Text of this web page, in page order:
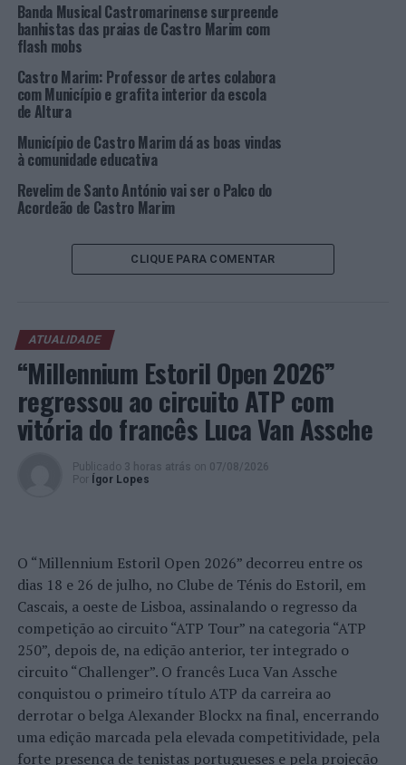
junto das entidades competentes.
galardões da “Autarquia + Familiarmente Responsável”,
um galardão que Castro Marim conquista há 10 anos
tomadas pelo município em prol do bem-estar das
famílias castromarinenses. Entre as muitas iniciativas,
destacamos os Programas de Combate ao Tabagismo e à
Obesidade, distinguindo-se também a componente
nas interrupções letivas e uma oferta desportiva
alargada e gratuita, realçando-se já por ser o município
“Muito nos honra sermos pioneiros de uma política
fiscal mais ajustada às famílias em territórios com
diferentes condições socioeconómicas. Lamentamos que
a administração fiscal não se ajuste à vontade das
recursos técnicos especializados para que se possa fazer
maior justiça social”, sublinhou a vice-presidente
Entre as principais medidas do Regulamento de
Concessão de Benefícios Fiscais do Município de Castro
Marim:
. Redução até 25% da taxa de IMI, para prédios
destinados a habitação própria e permanente
(artigo 8º).
. Reforço da majoração da redução à coleta de IMI
para famílias com dependentes (IMI familiar).
Para o limiar das famílias com 3 ou mais
Banda Musical Castromarinense surpreende
banhistas das praias de Castro Marim com
flash mobs
Castro Marim: Professor de artes colabora
com Município e grafita interior da escola
de Altura
Município de Castro Marim dá as boas vindas
à comunidade educativa
Revelim de Santo António vai ser o Palco do
Acordeão de Castro Marim
CLIQUE PARA COMENTAR
ATUALIDADE
“Millennium Estoril Open 2026”
regressou ao circuito ATP com
vitória do francês Luca Van Assche
Publicado 3 horas atrás on 07/08/2026
Por
Ígor Lopes
O “Millennium Estoril Open 2026” decorreu entre os
dias 18 e 26 de julho, no Clube de Ténis do Estoril, em
Cascais, a oeste de Lisboa, assinalando o regresso da
competição ao circuito “ATP Tour” na categoria “ATP
250”, depois de, na edição anterior, ter integrado o
circuito “Challenger”. O francês Luca Van Assche
conquistou o primeiro título ATP da carreira ao
derrotar o belga Alexander Blockx na final, encerrando
uma edição marcada pela elevada competitividade, pela
forte presença de tenistas portugueses e pela projeção